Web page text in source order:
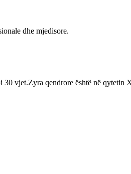
dhe mjedisore.
vjet.Zyra qendrore është në qytetin